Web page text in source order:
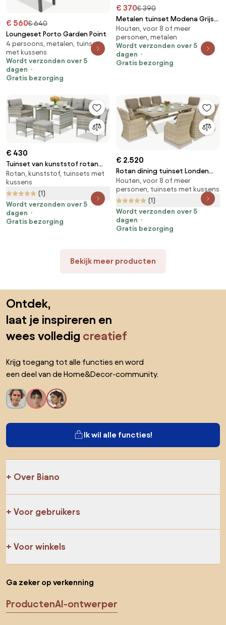
€ 560€ 640
Loungeset Porto Garden Point
4 persoons, metalen, tuinsets
met kussens
Wordt verzonden over 5
dagen
Gratis bezorging
€ 370€ 390
Metalen tuinset Modena Grijs
voor 8 personen Garden Point
Houten, voor 8 of meer
personen, metalen
Wordt verzonden over 5
dagen
Gratis bezorging
€ 430
Tuinset van kunststof rotan
met krukken Bari Garden Point
lichtgrijze
Rotan, kunststof, tuinsets met
kussens
(1)
Wordt verzonden over 5
dagen
Gratis bezorging
€ 2.520
Rotan dining tuinset Londen
voor 8 personen Garden Point
beige
Houten, voor 8 of meer
personen, tuinsets met kussens
(1)
Wordt verzonden over 5
dagen
Gratis bezorging
Bekijk meer producten
Ontdek,
laat je inspireren en
wees volledig creatief
Krijg toegang tot alle functies en word
een deel van de Home&Decor-community.
Ik wil alle functies!
Over Biano
Voor gebruikers
Voor winkels
Ga zeker op verkenning
ProductenAI-ontwerper